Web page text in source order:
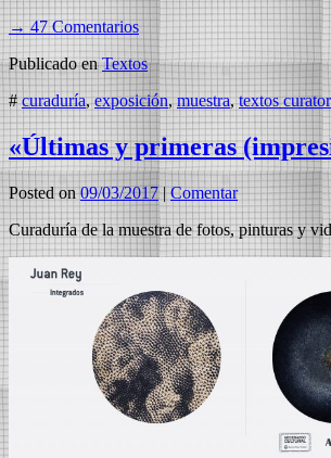
→ 47 Comentarios
Publicado en Textos
# curaduría,exposición,muestra,textos
«Últimas y primeras
Posted on 09/03/2017 | Comentar
Curaduría de la muestra de fotos, pinturas y